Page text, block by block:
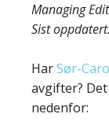
Managing
Sist
HarSør-
avgifter?
nedenfor: